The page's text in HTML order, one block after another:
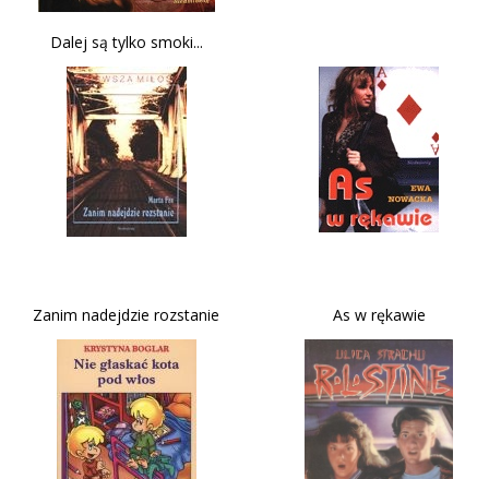
Dalej są tylko smoki...
Zanim nadejdzie rozstanie As w rękawie